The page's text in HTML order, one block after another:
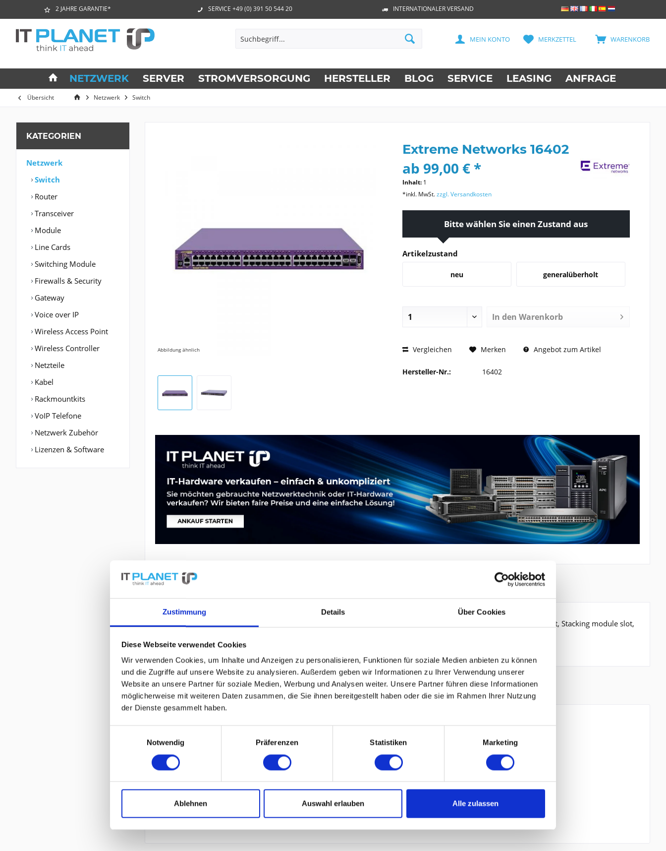
Zustimmung Details Über Cookies
Diese Webseite verwendet Cookies
Wir verwenden Cookies, um Inhalte und Anzeigen zu personalisieren, Funktionen für soziale Medien anbieten zu können
und die Zugriffe auf unsere Website zu analysieren. Außerdem geben wir Informationen zu Ihrer Verwendung unserer
Website an unsere Partner für soziale Medien, Werbung und Analysen weiter. Unsere Partner führen diese Informationen
möglicherweise mit weiteren Daten zusammen, die Sie ihnen bereitgestellt haben oder die sie im Rahmen Ihrer Nutzung
der Dienste gesammelt haben.
Notwendig
Präferenzen Statistiken Marketing
Ablehnen Auswahl erlauben Alle zulassen
2 JAHRE GARANTIE* SERVICE +49 (0) 391 50 544 20 INTERNATIONALER VERSAND
WARENKORB
MERKZETTEL
MEIN KONTO
NETZWERK SERVER STROMVERSORGUNG HERSTELLER BLOG SERVICE LEASING ANFRAGE
Übersicht Netzwerk Switch
KATEGORIEN
Netzwerk
Switch
Router
Transceiver
Module
Line Cards
Switching Module
Firewalls & Security
Gateway
Voice over IP
Wireless Access Point
Wireless Controller
Netzteile
Kabel
Rackmountkits
VoIP Telefone
Netzwerk Zubehör
Lizenzen & Software
Abbildung ähnlich
Extreme Networks 16402
ab 99,00 € *
Inhalt: 1
*inkl. MwSt.zzgl. Versandkosten
Bitte wählen Sie einen Zustand aus
Artikelzustand
neu generalüberholt
In den Warenkorb
PREIS ANFRAGEN
Datenschutzerklärung
Felder mit * sind Pflichtfelder
Vergleichen Merken Angebot zum Artikel
Hersteller-Nr.: 16402
16402 | Extreme 16402 Summit X460-48t 48 10/100/1000BASE-T, 4 100/1000BASE-X unpopulated SFP, XGM3 slot, Stacking module slot,
KUNDEN KAUFTEN AUCH
EXTREME NETWORKS 10930